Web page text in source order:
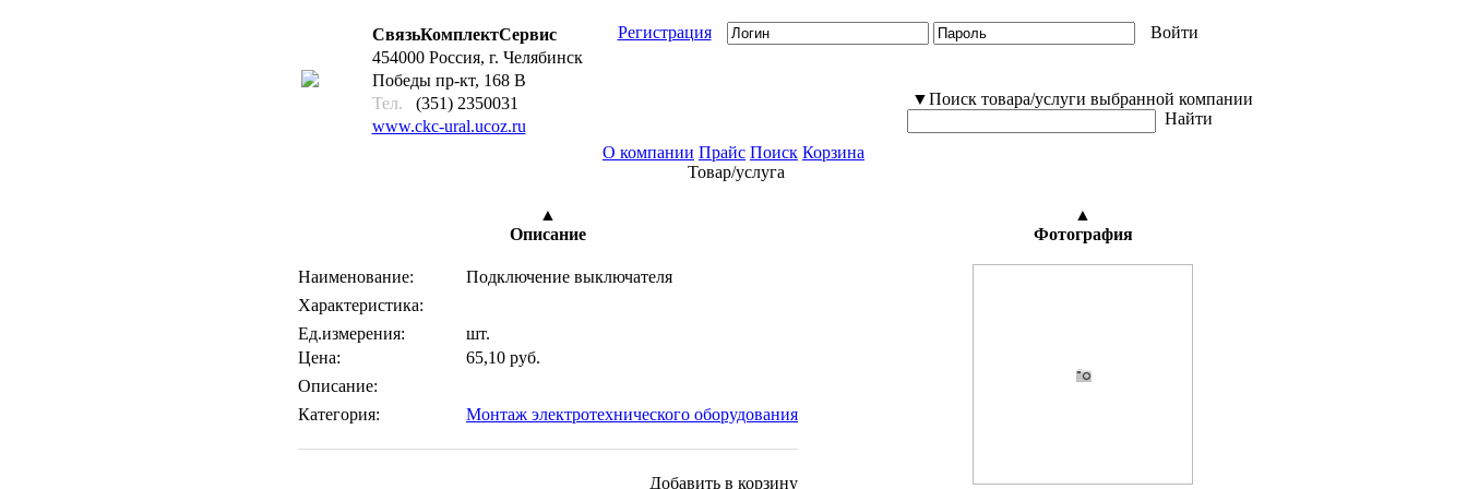
СвязьКомплектСервис
454000 Россия, г. Челябинск
Победы пр-кт, 168 В
Тел.
(351) 2350031
www.ckc-ural.ucoz.ru
Регистрация Войти
▼Поиск товара/услуги выбранной компании
Найти
О компании Прайс Поиск Корзина
Товар/услуга
▲
Описание
Наименование:
Подключение выключателя
Характеристика:
Ед.измерения:
шт.
Цена:
65,10 руб.
Описание:
Категория:
Монтаж электротехнического оборудования
Добавить в корзину
▲
Фотография